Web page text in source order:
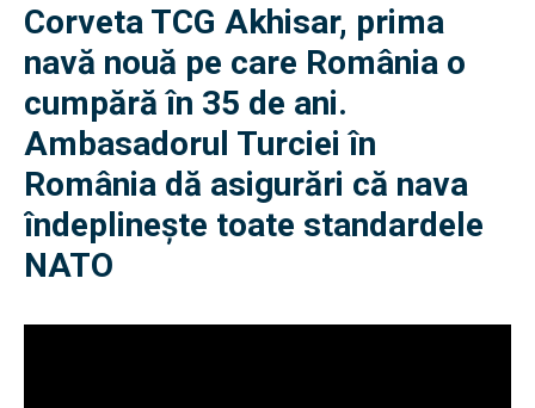
Corveta TCG Akhisar, prima
navă nouă pe care România o
cumpără în 35 de ani.
Ambasadorul Turciei în
România dă asigurări că nava
îndeplinește toate standardele
NATO